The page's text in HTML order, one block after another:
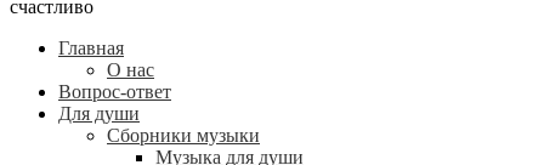
счастливо
Главная
О нас
Вопрос-ответ
Для души
Сборники музыки
Музыка для души